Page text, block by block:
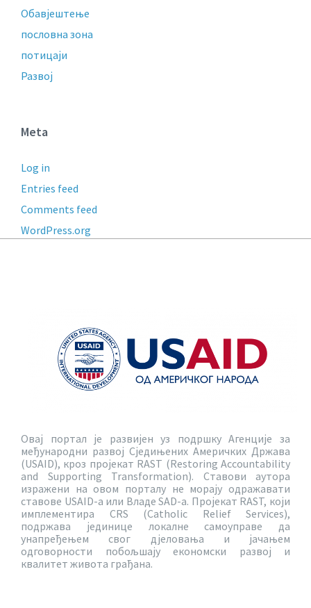
Обавјештење
пословнa зонa
потицаји
Развој
Meta
Log in
Entries feed
Comments feed
WordPress.org
Овај портал је развијен уз подршку Агенције за
међународни развој Сједињених Америчких Држава
(USAID), кроз пројекат RAST (Restoring Accountability
and Supporting Transformation). Ставови аутора
изражени на овом порталу не морају одражавати
ставове USAID-a или Владе SAD-a. Пројекат RAST, који
имплементира CRS (Catholic Relief Services),
подржава јединице локалне самоуправе да
унапређењем свог дјеловања и јачањем
одговорности побољшају економски развој и
квалитет живота грађана.